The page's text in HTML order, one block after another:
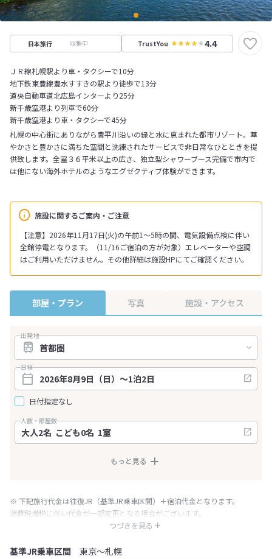
日本旅行 収集中 TrustYou 4.4
ＪＲ線札幌駅より車・タクシーで10分
地下鉄東豊線豊水すすきの駅より徒歩で13分
道央自動車道北広島インターより25分
新千歳空港より列車で60分
新千歳空港より車・タクシーで45分
施設に関するご案内・ご注意
【注意】2026年11月17日(火)の午前1～5時の間、電気設備点検に伴い
全館停電となります。（11/16ご宿泊の方が対象）エレベーターや空調
はご利用いただけません。その他詳細は施設HPにてご確認ください。
札幌の中心街にありながら豊平川沿いの緑と水に恵まれた都市リゾート。華
やかさと豊かさに満ちた空間と洗練されたサービスで非日常なひとときを提
供致します。全室３６平米以上の広さ、独立型シャワーブース完備で市内で
は他にない海外ホテルのようなエグゼクティブ体験ができます。
部屋・プラン 写真 施設・アクセス
出発地
日程
日付指定なし
人数・部屋数
もっと見る
つづきを見る
※ 下記旅行代金は往復JR（基準JR乗車区間）＋宿泊代金となります。
消費税増税に伴い代金が一部変更となる場合がございます。
※ 表示されている旅行代金・プラン内容は一定時間ごとに更新されます。最
基準JR乗車区間 東京～札幌